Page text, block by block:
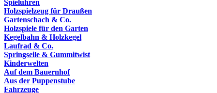
Spieluhren
Holzspielzeug für Draußen
Gartenschach & Co.
Holzspiele für den Garten
Kegelbahn & Holzkegel
Laufrad & Co.
Springseile & Gummitwist
Kinderwelten
Auf dem Bauernhof
Aus der Puppenstube
Fahrzeuge